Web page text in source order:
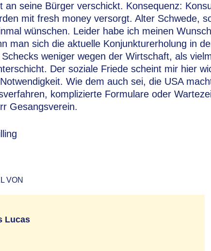
an seine Bürger verschickt. Konsequenz:
mit fresh money versorgt. Alter Schwede,
wünschen. Leider habe ich meinen
man sich die aktuelle Konjunkturerholung in
weniger wegen der Wirtschaft, als
Der soziale Friede scheint mir hier
Wie dem auch sei, die USA
komplizierte Formulare oder
Gesangsverein.
VON
Lucas